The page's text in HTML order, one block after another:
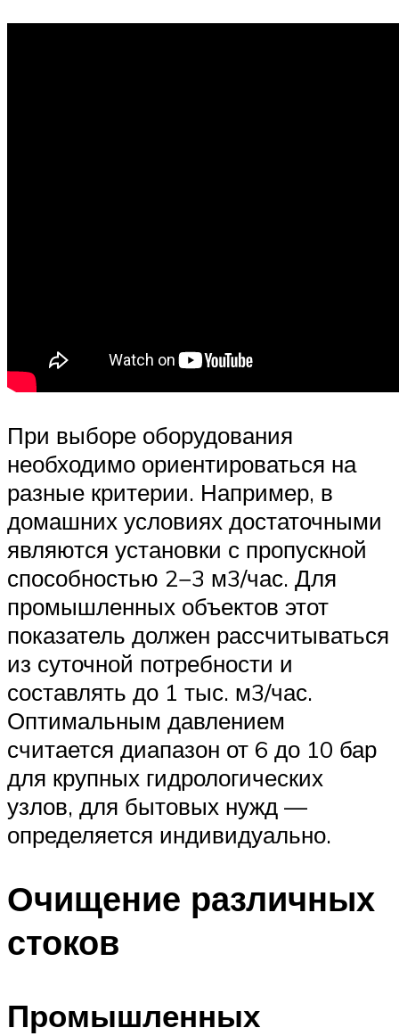
При выборе оборудования
необходимо ориентироваться на
разные критерии. Например, в
домашних условиях достаточными
являются установки с пропускной
способностью 2−3 м3/час. Для
промышленных объектов этот
показатель должен рассчитываться
из суточной потребности и
составлять до 1 тыс. м3/час.
Оптимальным давлением
считается диапазон от 6 до 10 бар
для крупных гидрологических
узлов, для бытовых нужд —
определяется индивидуально.
Очищение различных
стоков
Промышленных